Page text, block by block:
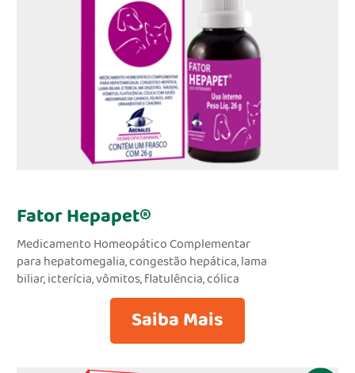
Fator Hepapet®
Medicamento Homeopático Complementar
para hepatomegalia, congestão hepática, lama
biliar, icterícia, vômitos, flatulência, cólica
Saiba Mais